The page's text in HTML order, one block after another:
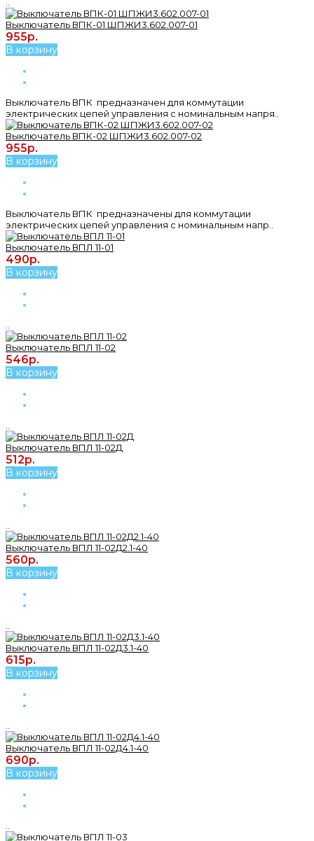
Выключатель ВПК-01 ШПЖИ3.602.007-01
955р.
В корзину
Выключатель ВПК предназначен для коммутации
электрических цепей управления с номинальным напря..
Выключатель ВПК-02 ШПЖИ3.602.007-02
955р.
В корзину
Выключатель ВПК предназначены для коммутации
электрических цепей управления с номинальным напр..
Выключатель ВПЛ 11-01
490р.
В корзину
Выключатель ВПЛ 11-02
546р.
В корзину
Выключатель ВПЛ 11-02Д
512р.
В корзину
Выключатель ВПЛ 11-02Д2.1-40
560р.
В корзину
Выключатель ВПЛ 11-02Д3.1-40
615р.
В корзину
Выключатель ВПЛ 11-02Д4.1-40
690р.
В корзину